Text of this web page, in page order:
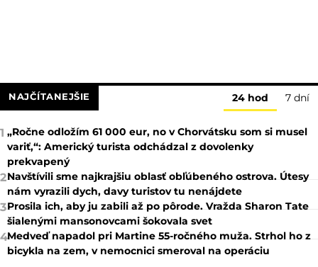
NAJČÍTANEJŠIE 24 hod 7 dní
1 „Ročne odložím 61 000 eur, no v Chorvátsku som si musel
variť,“: Americký turista odchádzal z dovolenky
prekvapený
2Navštívili sme najkrajšiu oblasť obľúbeného ostrova. Útesy
nám vyrazili dych, davy turistov tu nenájdete
3Prosila ich, aby ju zabili až po pôrode. Vražda Sharon Tate
šialenými mansonovcami šokovala svet
4Medveď napadol pri Martine 55-ročného muža. Strhol ho z
bicykla na zem, v nemocnici smeroval na operáciu